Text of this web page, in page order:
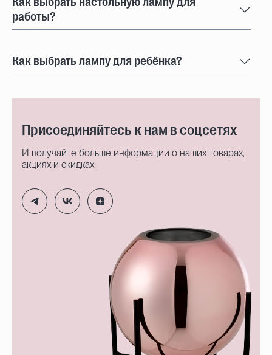
работы?
Как выбрать лампу для ребёнка?
Присоединяйтесь к нам в соцсетях
И получайте больше информации о наших товарах,
акциях и скидках